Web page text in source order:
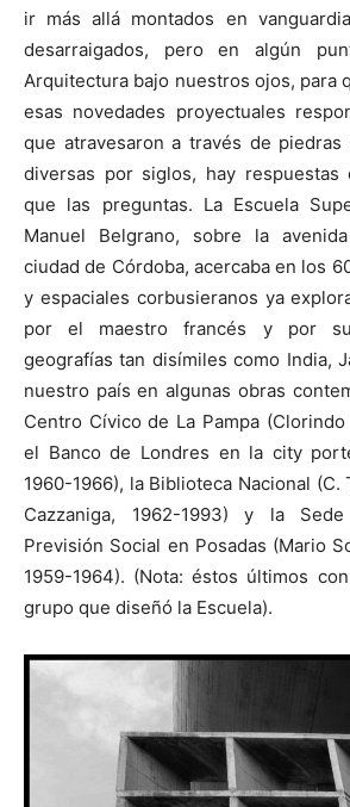
ir más allá montados en
desarraigados, pero en algún
Arquitectura bajo nuestros ojos, para
esas novedades proyectuales
que atravesaron a través de
diversas por siglos, hay respuestas
que las preguntas. La Escuela
Manuel Belgrano, sobre la
ciudad de Córdoba, acercaba en los
y espaciales corbusieranos ya
por el maestro francés y por
geografías tan disímiles como India,
nuestro país en algunas obras
Centro Cívico de La Pampa (Clorindo
el Banco de Londres en la city
1960-1966), la Biblioteca Nacional (C.
Cazzaniga, 1962-1993) y la
Previsión Social en Posadas (Mario
1959-1964). (Nota: éstos últimos
grupo que diseñó la Escuela).